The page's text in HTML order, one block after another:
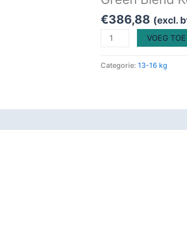
€386,88 (excl.
13-
16
Kilo
VOEG TOE
Categorie: 13-16 kg